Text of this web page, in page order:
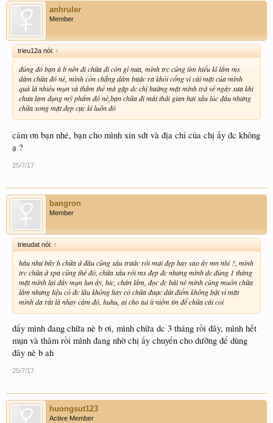
anhruler
Member
trieu12a nói: ↑
đúng đó bạn à b nên đi chữa đi còn gì nưa, mình trc cũng tìm hiểu kĩ lắm ms
dám chữa đó nè, mình còn chẳng dám bước ra khỏi cổng vì cái mặt của mình
quá là nhiều mụn và thâm thế mà gặp dc chị hường mặt mình trở về ngày xưa khi
chưa lạm dụng mỹ phẩm đó nè,bạn chữa đi mất thời gian hơi xấu lúc đầu nhưng
chữa xong mặt đẹp cực kì luôn đó
cảm ơn bạn nhé, bạn cho mình xin sdt và địa chỉ của chị ấy đc không
ạ ?
25/7/17
bangron
Member
trieudat nói: ↑
hầu như bây h chữa ở đâu cũng xấu trước rồi mơi đẹp hay sao ấy mn nhỉ ?, mình
trc chữa ở spa cũng thế đó, chữa xấu rồi ms đẹp đc nhưng mình dc đúng 1 tháng
mặt mình lại đầy mụn lun ấy, hic, chán lắm, đọc đc bài nè mình cũng muốn chữa
lắm nhưng liệu có đc lâu không hay có chữa được dứt điểm không bởi vì mặt
mình da rất là nhạy cảm đó, huhu, ai cho tui ít niềm tin để chữa cái coi
đấy mình đang chữa nè b ơi, mình chữa dc 3 tháng rồi đây, mình hết
mụn và thâm rồi mình đang nhờ chị ấy chuyển cho dưỡng để dùng
đây nè b ah
25/7/17
huongsut123
Active Member